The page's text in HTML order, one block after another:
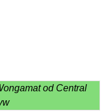
od Central